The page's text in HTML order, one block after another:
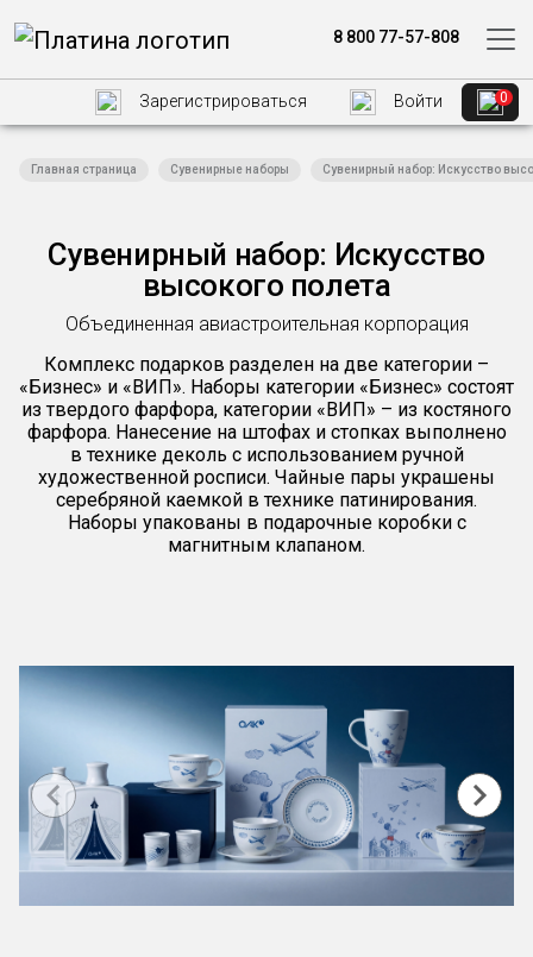
8 800 77-57-808
Зарегистрироваться Войти 0
Главная страница Сувенирные наборы Сувенирный набор: Искусство
Сувенирный набор: Искусство
высокого полета
Объединенная авиастроительная корпорация
Комплекс подарков разделен на две категории –
«Бизнес» и «ВИП». Наборы категории «Бизнес» состоят
из твердого фарфора, категории «ВИП» – из костяного
фарфора. Нанесение на штофах и стопках выполнено
в технике деколь с использованием ручной
художественной росписи. Чайные пары украшены
серебряной каемкой в технике патинирования.
Наборы упакованы в подарочные коробки с
магнитным клапаном.